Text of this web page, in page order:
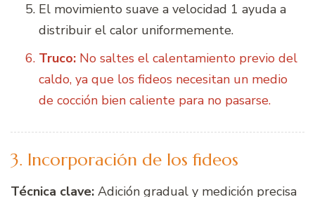
El movimiento suave a velocidad 1 ayuda a
distribuir el calor uniformemente.
Truco: No saltes el calentamiento previo del
caldo, ya que los fideos necesitan un medio
de cocción bien caliente para no pasarse.
3. Incorporación de los fideos
Técnica clave: Adición gradual y medición precisa